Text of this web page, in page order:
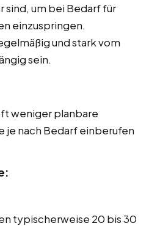
sind, um bei Bedarf für
einzuspringen.
und stark vom
sein.
weniger planbare
je nach Bedarf einberufen
typischerweise 20 bis 30